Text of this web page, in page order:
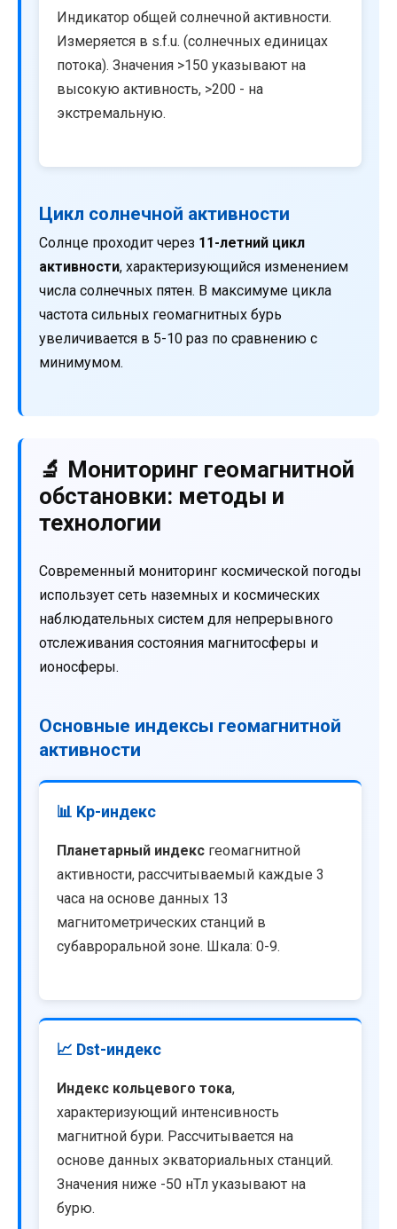
Индикатор общей солнечной активности.
Измеряется в s.f.u. (солнечных единицах
потока). Значения >150 указывают на
высокую активность, >200 - на
экстремальную.
Цикл солнечной активности
Солнце проходит через 11-летний цикл
активности, характеризующийся изменением
числа солнечных пятен. В максимуме цикла
частота сильных геомагнитных бурь
увеличивается в 5-10 раз по сравнению с
минимумом.
🔬 Мониторинг геомагнитной
обстановки: методы и
технологии
Современный мониторинг космической погоды
использует сеть наземных и космических
наблюдательных систем для непрерывного
отслеживания состояния магнитосферы и
ионосферы.
Основные индексы геомагнитной
активности
📊 Kp-индекс
Планетарный индекс геомагнитной
активности, рассчитываемый каждые 3
часа на основе данных 13
магнитометрических станций в
субавроральной зоне. Шкала: 0-9.
📈 Dst-индекс
Индекс кольцевого тока,
характеризующий интенсивность
магнитной бури. Рассчитывается на
основе данных экваториальных станций.
Значения ниже -50 нТл указывают на
бурю.